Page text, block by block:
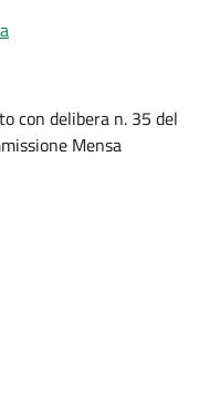
con delibera n. 35 del
Mensa